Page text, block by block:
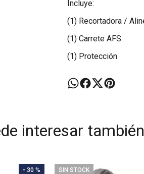
Incluye:
(1) Recortadora /
(1) Carrete AFS
(1) Protección
interesar también
- 30 % SIN STOCK